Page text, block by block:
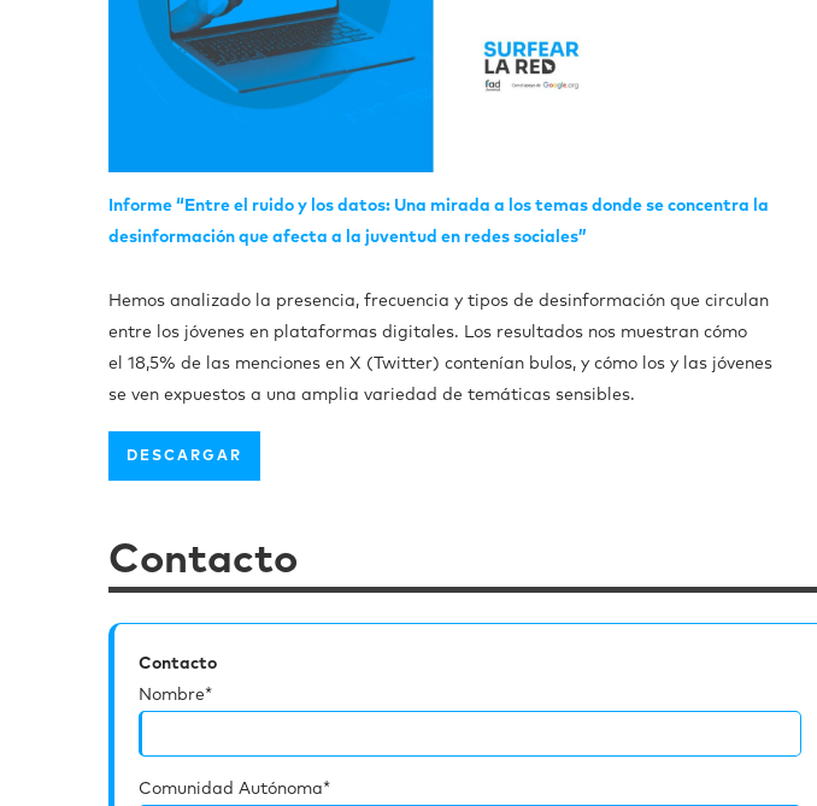
Informe “Entre el ruido y los datos: Una mirada a los temas donde se concentra la
desinformación que afecta a la juventud en redes sociales”
Hemos analizado la presencia, frecuencia y tipos de desinformación que circulan
entre los jóvenes en plataformas digitales. Los resultados nos muestran cómo
el 18,5% de las menciones en X (Twitter) contenían bulos, y cómo los y las jóvenes
se ven expuestos a una amplia variedad de temáticas sensibles.
DESCARGAR
Contacto
Contacto
Nombre*
Comunidad Autónoma*